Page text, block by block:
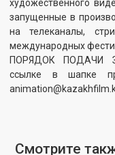
В Саранске «Память и
Победа»